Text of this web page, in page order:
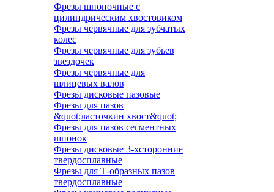
Фрезы шпоночные с
цилиндрическим хвостовиком
Фрезы червячные для зубчатых
колес
Фрезы червячные для зубьев
звездочек
Фрезы червячные для
шлицевых валов
Фрезы дисковые пазовые
Фрезы для пазов
&quot;ласточкин хвост&quot;
Фрезы для пазов сегментных
шпонок
Фрезы дисковые 3-хсторонние
твердосплавные
Фрезы для Т-образных пазов
твердосплавные